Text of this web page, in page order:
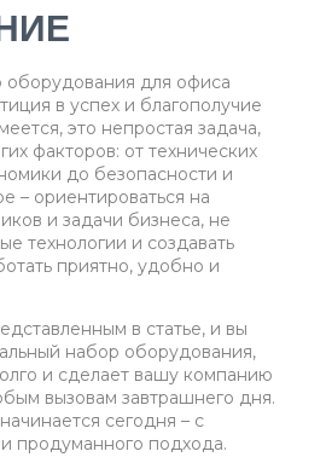
оборудования для офиса
в успех и благополучие
это непростая задача,
факторов: от технических
до безопасности и
– ориентироваться на
и задачи бизнеса, не
технологии и создавать
приятно, удобно и
в статье, и вы
набор оборудования,
и сделает вашу компанию
вызовам завтрашнего дня.
сегодня – с
продуманного подхода.